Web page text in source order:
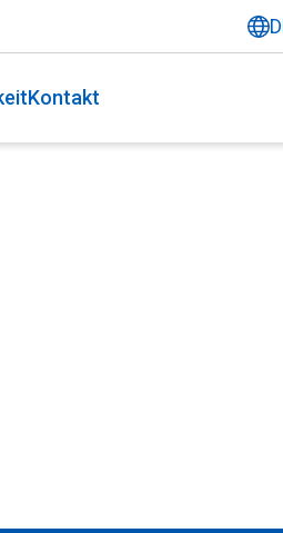
Kontakt